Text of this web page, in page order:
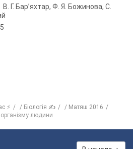
В. Г. Бар’яхтар, Ф. Я. Божинова, С.
⚡ Біологія ✍
Матяш 2016
людини